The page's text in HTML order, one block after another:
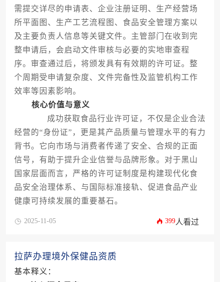
需提交详尽的申请表、企业注册证明、生产经营场
所平面图、生产工艺流程图、食品安全管理方案以
及主要负责人信息等关键文件。主管部门在收到完
整申请后，会启动文件审核与必要的实地审查程
序。审查通过后，将颁发具有有效期的许可证。整
个周期受申请复杂度、文件完备性及监管机构工作
效率等因素影响。
核心价值与意义
成功获取食品行业许可证，不仅是企业合法
经营的“身份证”，更是其产品质量与管理水平的有力
背书。它向市场与消费者传递了安全、合规的正面
信号，有助于提升企业信誉与品牌形象。对于黑山
国家层面而言，严格的许可证制度是构建现代化食
品安全治理体系、与国际标准接轨、促进食品产业
健康可持续发展的重要基石。
2025-11-05 399人看过
拉萨办理境外保健品资质
基本释义：